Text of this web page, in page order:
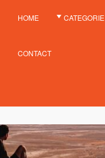
HOME CATEGORIE
CONTACT